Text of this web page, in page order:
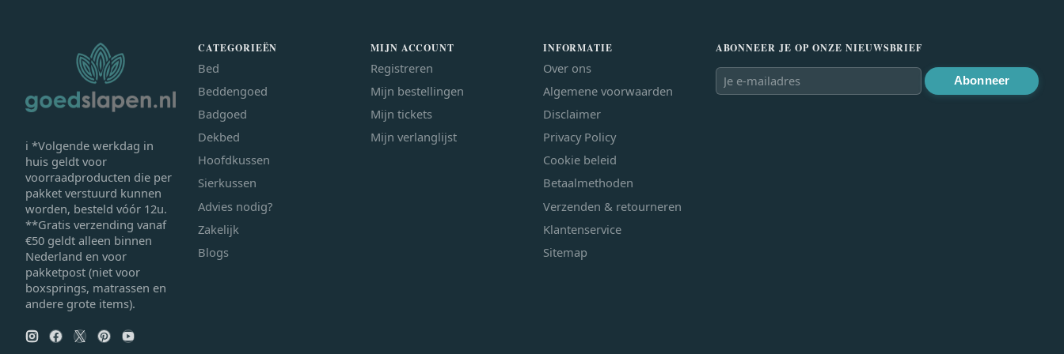
ℹ *Volgende werkdag in
huis geldt voor
voorraadproducten die per
pakket verstuurd kunnen
worden, besteld vóór 12u.
**Gratis verzending vanaf
€50 geldt alleen binnen
Nederland en voor
pakketpost (niet voor
boxsprings, matrassen en
andere grote items).
CATEGORIEËN
Bed
Beddengoed
Badgoed
Dekbed
Hoofdkussen
Sierkussen
Advies nodig?
Zakelijk
Blogs
MIJN ACCOUNT
Registreren
Mijn bestellingen
Mijn tickets
Mijn verlanglijst
INFORMATIE
Over ons
Algemene voorwaarden
Disclaimer
Privacy Policy
Cookie beleid
Betaalmethoden
Verzenden & retourneren
Klantenservice
Sitemap
ABONNEER JE OP ONZE NIEUWSBRIEF
Abonneer